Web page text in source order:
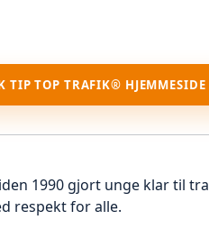
TIP TOP TRAFIK® HJEMMESIDE
1990 gjort unge klar til
respekt for alle.